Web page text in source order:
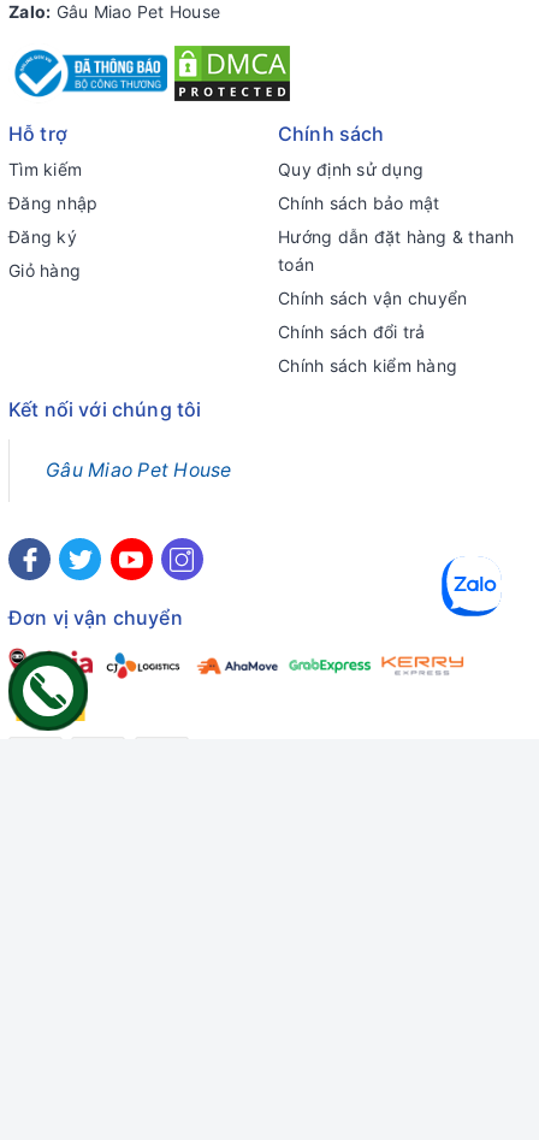
Zalo: Gâu Miao Pet House
Hỗ trợ
Tìm kiếm
Đăng nhập
Đăng ký
Giỏ hàng
Chính sách
Quy định sử dụng
Chính sách bảo mật
Hướng dẫn đặt hàng & thanh
toán
Chính sách vận chuyển
Chính sách đổi trả
Chính sách kiểm hàng
Kết nối với chúng tôi
Gâu Miao Pet House
Đơn vị vận chuyển